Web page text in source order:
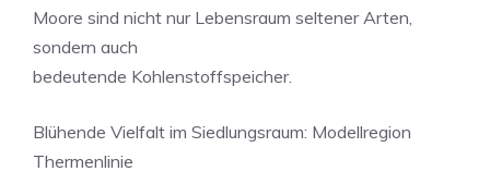
Moore sind nicht nur Lebensraum seltener Arten,
sondern auch
bedeutende Kohlenstoffspeicher.
Blühende Vielfalt im Siedlungsraum: Modellregion
Thermenlinie